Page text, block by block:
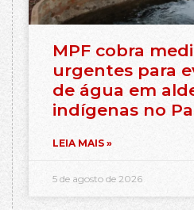
MPF cobra
urgentes para
de água em
indígenas no
LEIA MAIS »
5 de agosto de 2026